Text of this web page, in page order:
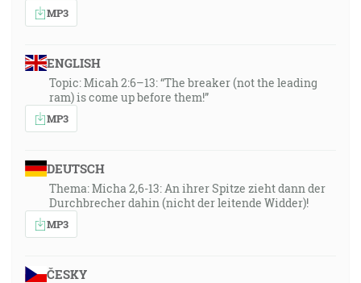
MP3
ENGLISH
Topic: Micah 2:6–13: “The breaker (not the leading
ram) is come up before them!”
MP3
DEUTSCH
Thema: Micha 2,6-13: An ihrer Spitze zieht dann der
Durchbrecher dahin (nicht der leitende Widder)!
MP3
ČESKY